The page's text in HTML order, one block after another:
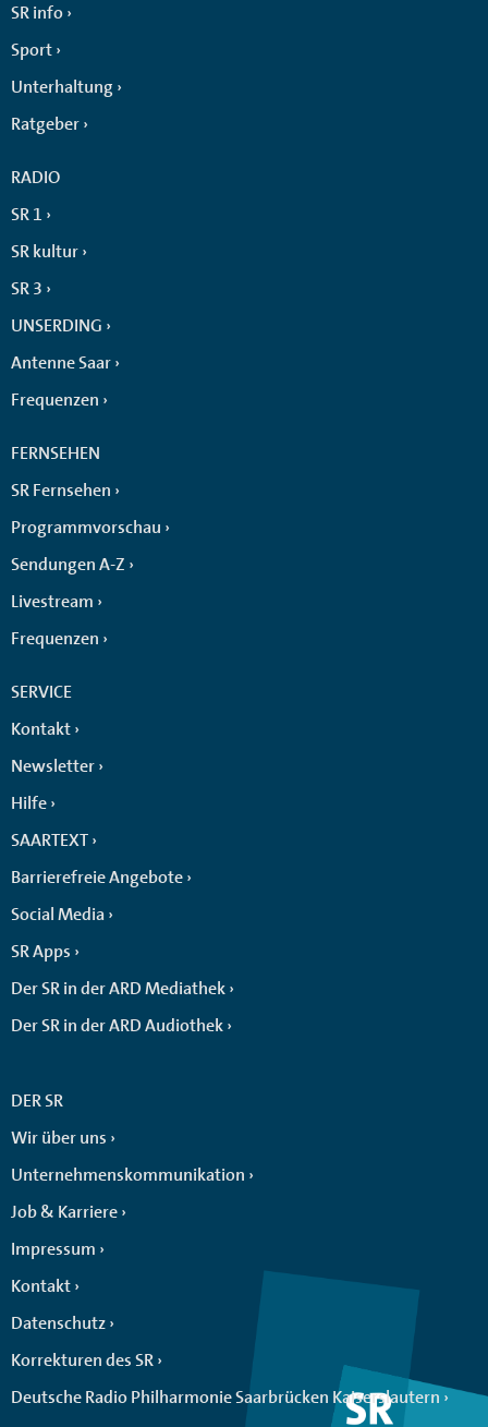
SR info
Sport
Unterhaltung
Ratgeber
RADIO
SR 1
SR kultur
SR 3
UNSERDING
Antenne Saar
Frequenzen
FERNSEHEN
SR Fernsehen
Programmvorschau
Sendungen A-Z
Livestream
Frequenzen
SERVICE
Kontakt
Newsletter
Hilfe
SAARTEXT
Barrierefreie Angebote
Social Media
SR Apps
Der SR in der ARD Mediathek
Der SR in der ARD Audiothek
DER SR
Wir über uns
Unternehmenskommunikation
Job & Karriere
Impressum
Kontakt
Datenschutz
Korrekturen des SR
Deutsche Radio Philharmonie Saarbrücken Kaiserslautern